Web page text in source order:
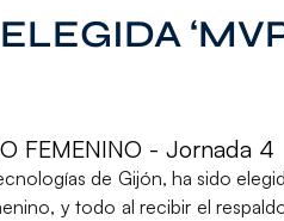
FEMENINO - Jornada 4
de Gijón, ha sido
y todo al recibir el